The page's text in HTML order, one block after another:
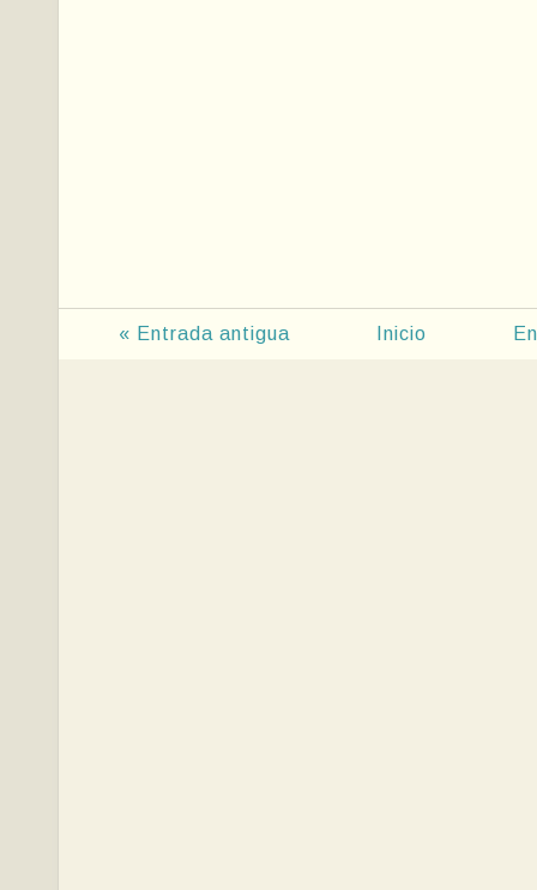
« Entrada antigua Inicio